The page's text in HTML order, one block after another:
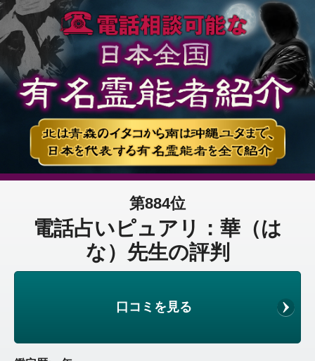
第884位
電話占いピュアリ：華（は
な）先生の評判
口コミを見る